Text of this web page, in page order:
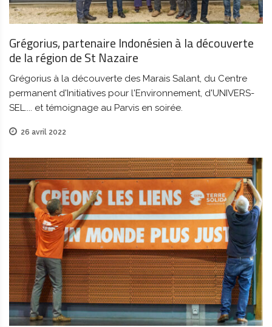
Grégorius, partenaire Indonésien à la découverte
de la région de St Nazaire
Grégorius à la découverte des Marais Salant, du Centre
permanent d'Initiatives pour l'Environnement, d'UNIVERS-
SEL.... et témoignage au Parvis en soirée.
26 avril 2022